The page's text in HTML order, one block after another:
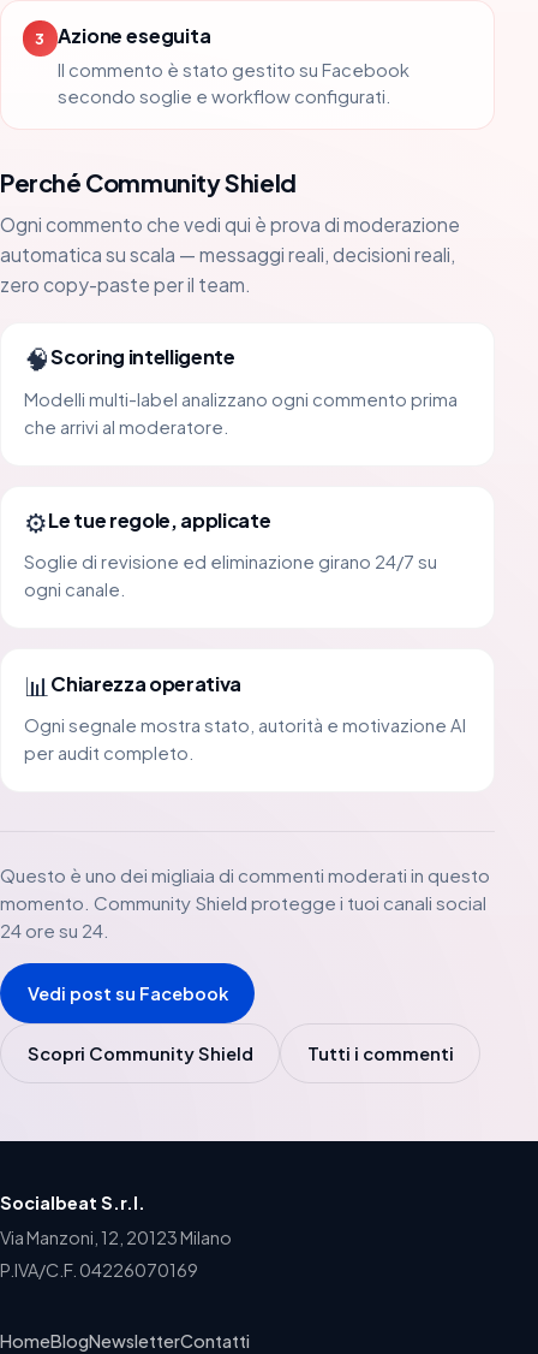
3 Azione eseguita
Il commento è stato gestito su Facebook
secondo soglie e workflow configurati.
Perché Community Shield
Ogni commento che vedi qui è prova di moderazione
automatica su scala — messaggi reali, decisioni reali,
zero copy-paste per il team.
🧠Scoring intelligente
Modelli multi-label analizzano ogni commento prima
che arrivi al moderatore.
⚙️Le tue regole, applicate
Soglie di revisione ed eliminazione girano 24/7 su
ogni canale.
📊 Chiarezza operativa
Ogni segnale mostra stato, autorità e motivazione AI
per audit completo.
Questo è uno dei migliaia di commenti moderati in questo
momento. Community Shield protegge i tuoi canali social
24 ore su 24.
Vedi post su Facebook
Scopri Community Shield Tutti i commenti
Socialbeat S.r.l.
Via Manzoni, 12, 20123 Milano
P.IVA/C.F. 04226070169
HomeBlogNewsletterContatti